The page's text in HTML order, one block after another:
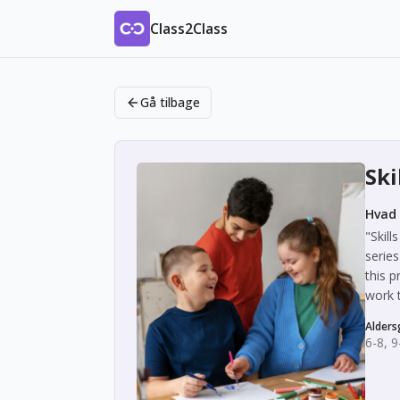
Class2Class
Gå tilbage
this
work
6-8,